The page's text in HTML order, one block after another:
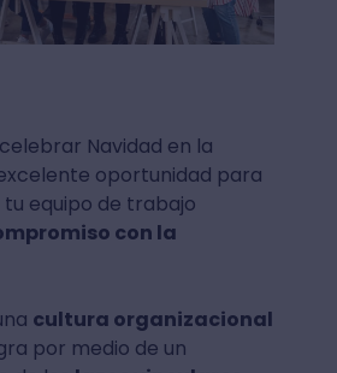
Navidad en la
oportunidad para
tu equipo de trabajo
con la
cultura organizacional
por medio de un